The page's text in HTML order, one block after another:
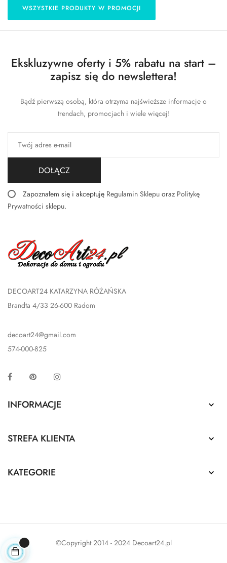
WSZYSTKIE PRODUKTY W PROMOCJI
Ekskluzywne oferty i 5% rabatu na start –
zapisz się do newslettera!
Bądź pierwszą osobą, która otrzyma najświeższe informacje o
trendach, promocjach i wiele więcej!
DOŁĄCZ
Zapoznałem się i akceptuję Regulamin Sklepu oraz Politykę
Prywatności sklepu.
DECOART24 KATARZYNA RÓŻAŃSKA
Brandta 4/33 26-600 Radom
decoart24@gmail.com
574-000-825
Facebook Pinterest
INFORMACJE 
STREFA KLIENTA 
KATEGORIE 
©Copyright 2014 - 2024 Decoart24.pl